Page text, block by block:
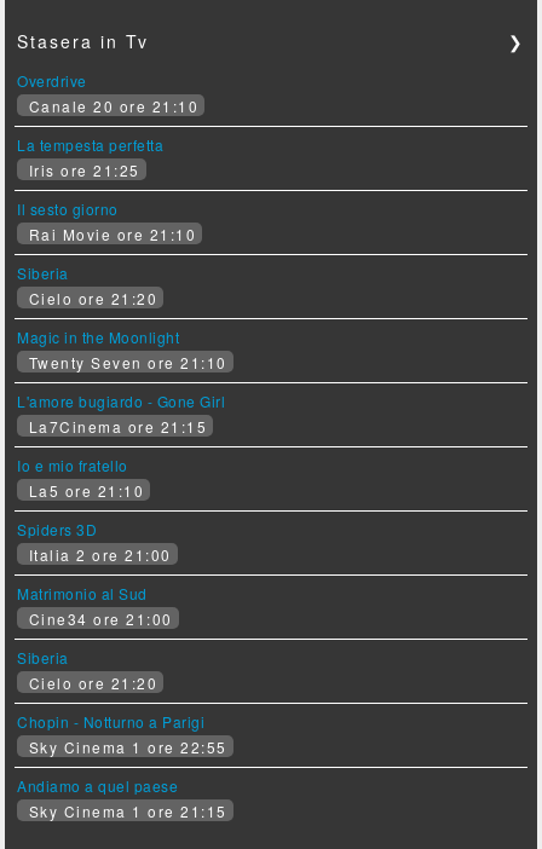
Stasera in Tv ❯
Overdrive
Canale 20 ore 21:10
La tempesta perfetta
Iris ore 21:25
Il sesto giorno
Rai Movie ore 21:10
Siberia
Cielo ore 21:20
Magic in the Moonlight
Twenty Seven ore 21:10
L'amore bugiardo - Gone Girl
La7Cinema ore 21:15
Io e mio fratello
La5 ore 21:10
Spiders 3D
Italia 2 ore 21:00
Matrimonio al Sud
Cine34 ore 21:00
Siberia
Cielo ore 21:20
Chopin - Notturno a Parigi
Sky Cinema 1 ore 22:55
Andiamo a quel paese
Sky Cinema 1 ore 21:15